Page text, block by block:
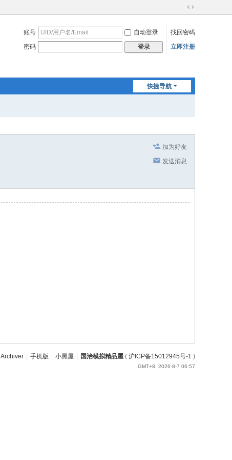
切
到
宽
账号 自动登录
找回密码
密码
登录 立即注册
快捷导航
加为好友
发送消息
Archiver 手机版 小黑屋 国治模拟精品屋 ( 沪ICP备15012945号-1 )
GMT+8, 2026-8-7 06:57